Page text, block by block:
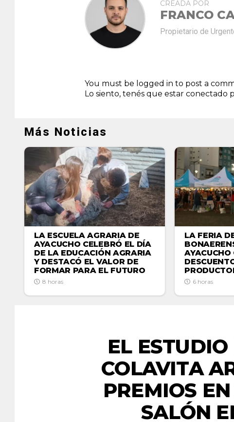
CREADA POR
FRANCO
Propietario de
You must be logged in to post a
Lo siento, tenés que estar conectado
Más Noticias
LA ESCUELA AGRARIA DE
AYACUCHO CELEBRÓ EL DÍA
DE LA EDUCACIÓN AGRARIA
Y DESTACÓ EL VALOR DE
FORMAR PARA EL FUTURO
8 horas
LA FERIA
AYACUCHO
6 horas
EL
COLAVITA
PREMIOS
SALÓN